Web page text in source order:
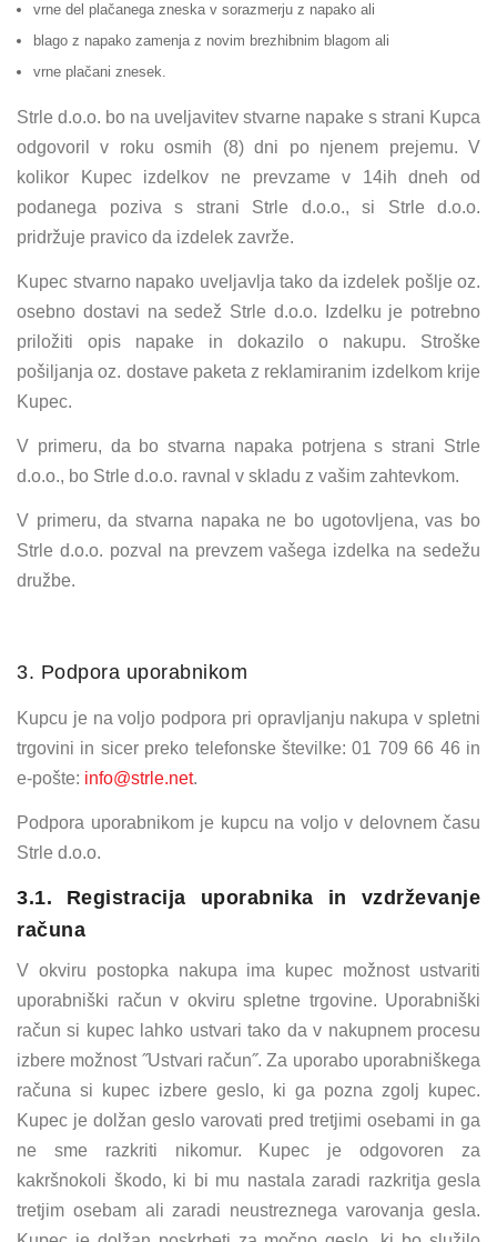
vrne del plačanega zneska v sorazmerju z napako ali
blago z napako zamenja z novim brezhibnim blagom ali
vrne plačani znesek.
Strle d.o.o. bo na uveljavitev stvarne napake s strani Kupca
odgovoril v roku osmih (8) dni po njenem prejemu. V
kolikor Kupec izdelkov ne prevzame v 14ih dneh od
podanega poziva s strani Strle d.o.o., si Strle d.o.o.
pridržuje pravico da izdelek zavrže.
Kupec stvarno napako uveljavlja tako da izdelek pošlje oz.
osebno dostavi na sedež Strle d.o.o. Izdelku je potrebno
priložiti opis napake in dokazilo o nakupu. Stroške
pošiljanja oz. dostave paketa z reklamiranim izdelkom krije
Kupec.
V primeru, da bo stvarna napaka potrjena s strani Strle
d.o.o., bo Strle d.o.o. ravnal v skladu z vašim zahtevkom.
V primeru, da stvarna napaka ne bo ugotovljena, vas bo
Strle d.o.o. pozval na prevzem vašega izdelka na sedežu
družbe.
3. Podpora uporabnikom
Kupcu je na voljo podpora pri opravljanju nakupa v spletni
trgovini in sicer preko telefonske številke: 01 709 66 46 in
e-pošte: info@strle.net.
Podpora uporabnikom je kupcu na voljo v delovnem času
Strle d.o.o.
3.1. Registracija uporabnika in vzdrževanje
računa
V okviru postopka nakupa ima kupec možnost ustvariti
uporabniški račun v okviru spletne trgovine. Uporabniški
račun si kupec lahko ustvari tako da v nakupnem procesu
izbere možnost ˝Ustvari račun˝. Za uporabo uporabniškega
računa si kupec izbere geslo, ki ga pozna zgolj kupec.
Kupec je dolžan geslo varovati pred tretjimi osebami in ga
ne sme razkriti nikomur. Kupec je odgovoren za
kakršnokoli škodo, ki bi mu nastala zaradi razkritja gesla
tretjim osebam ali zaradi neustreznega varovanja gesla.